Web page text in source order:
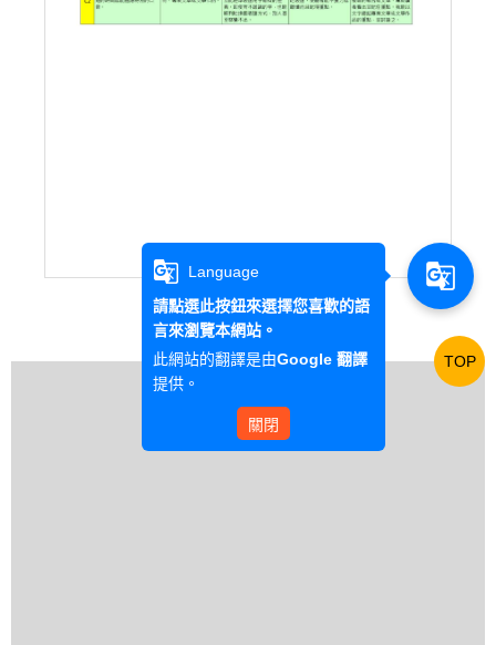
TOP
g_translate
Language
請點選此按鈕來選擇您喜歡的語
言來瀏覽本網站。
此網站的翻譯是由Google 翻譯
提供。
關閉
g_translate